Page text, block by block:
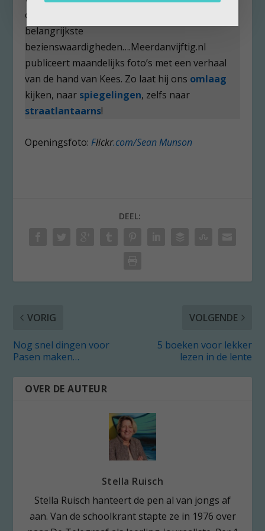
opnieuw foto’s wilde maken van de
belangrijkste
bezienswaardigheden….Meerdanvijftig.nl
publiceert maandelijks foto’s met een verhaal
van de hand van Kees. Zo laat hij ons omlaag
kijken, naar spiegelingen, zelfs naar
straatlantaarns!
Openingsfoto: Flickr.com/Sean Munson
DEEL:
VORIG
Nog snel dingen voor
Pasen maken…
VOLGENDE
5 boeken voor lekker
lezen in de lente
OVER DE AUTEUR
Stella Ruisch
Stella Ruisch hanteert de pen al van jongs af
aan. Van de schoolkrant stapte ze in 1976 over